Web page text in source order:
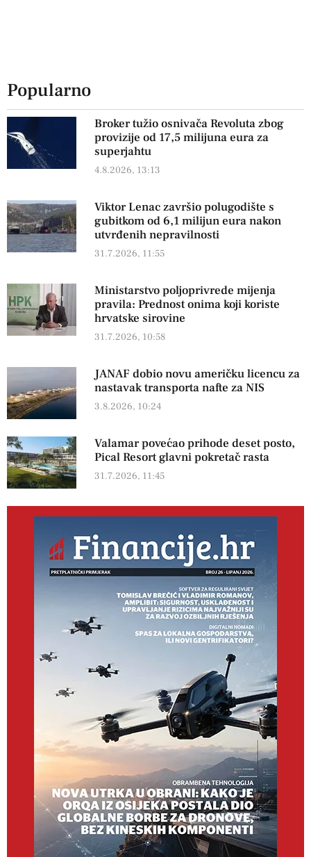
Popularno
Broker tužio osnivača Revoluta zbog
provizije od 17,5 milijuna eura za
superjahtu
4.8.2026, 13:13
Viktor Lenac završio polugodište s
gubitkom od 6,1 milijun eura nakon
utvrđenih nepravilnosti
31.7.2026, 11:55
Ministarstvo poljoprivrede mijenja
pravila: Prednost onima koji koriste
hrvatske sirovine
31.7.2026, 10:58
JANAF dobio novu američku licencu za
nastavak transporta nafte za NIS
3.8.2026, 10:24
Valamar povećao prihode deset posto,
Pical Resort glavni pokretač rasta
31.7.2026, 11:45